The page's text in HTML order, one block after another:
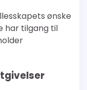
ønske
har tilgang til